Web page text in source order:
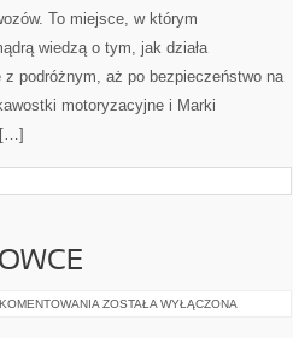
To miejsce, w którym
wiedzą o tym, jak działa
podróżnym, aż po bezpieczeństwo na
motoryzacyjne i Marki
[…]
KREWETKI
ZOSTAŁA WYŁĄCZONA